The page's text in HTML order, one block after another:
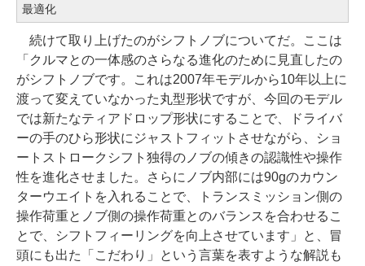
最適化
続けて取り上げたのがシフトノブについてだ。ここは
「クルマとの一体感のさらなる進化のために見直したの
がシフトノブです。これは2007年モデルから10年以上に
渡って変えていなかった丸型形状ですが、今回のモデル
では新たなティアドロップ形状にすることで、ドライバ
ーの手のひら形状にジャストフィットさせながら、ショ
ートストロークシフト独得のノブの傾きの認識性や操作
性を進化させました。さらにノブ内部には90gのカウン
ターウエイトを入れることで、トランスミッション側の
操作荷重とノブ側の操作荷重とのバランスを合わせるこ
とで、シフトフィーリングを向上させています」と、冒
頭にも出た「こだわり」という言葉を表すような解説も